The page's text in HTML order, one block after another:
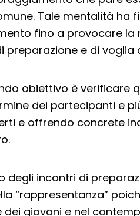
Tale mentalità ha
fino a provocare la
preparazione e di voglia
obiettivo è verificare
dei partecipanti e
e offrendo concrete
degli incontri di
“rappresentanza”
dei giovani e nel